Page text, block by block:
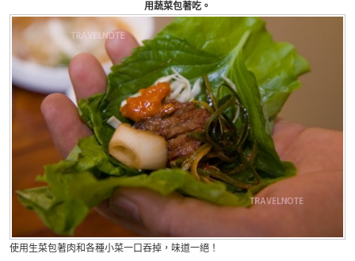
用蔬菜包著吃。
使用生菜包著肉和各種小菜一口吞掉，味道一絕！